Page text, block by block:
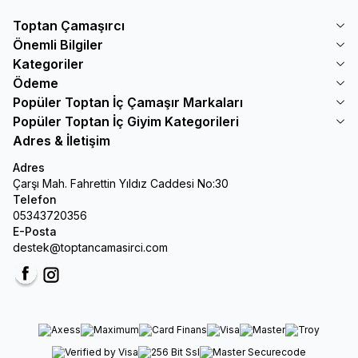
Toptan Çamaşırcı
Önemli Bilgiler
Kategoriler
Ödeme
Popüler Toptan İç Çamaşır Markaları
Popüler Toptan İç Giyim Kategorileri
Adres & İletişim
Adres
Çarşı Mah. Fahrettin Yıldız Caddesi No:30
Telefon
05343720356
E-Posta
destek@toptancamasirci.com
FacebookInstagram